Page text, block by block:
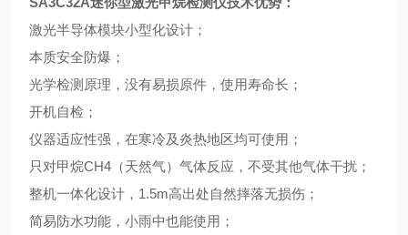
激光半导体模块小型化设计；
本质安全防爆；
光学检测原理，没有易损原件，使用寿命长；
开机自检；
仪器适应性强，在寒冷及炎热地区均可使用；
只对甲烷CH4（天然气）气体反应，不受其他气体干扰；
整机一体化设计，1.5m高出处自然摔落无损伤；
简易防水功能，小雨中也能使用；